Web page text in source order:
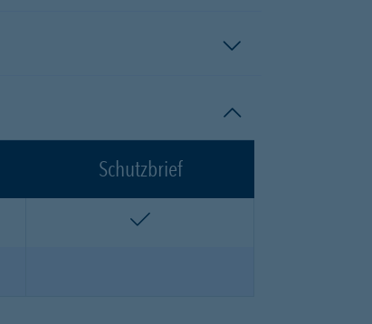
Schutzbrief
enthalten